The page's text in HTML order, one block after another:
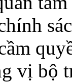
vị bộ